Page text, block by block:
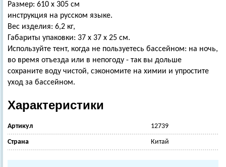
Размер: 610 х 305 см
инструкция на русском языке.
Вес изделия: 6,2 кг,
Габариты упаковки: 37 х 37 х 25 см.
Используйте тент, когда не пользуетесь бассейном: на ночь,
во время отъезда или в непогоду - так вы дольше
сохраните воду чистой, сэкономите на химии и упростите
уход за бассейном.
Характеристики
Артикул 12739
Страна Китай